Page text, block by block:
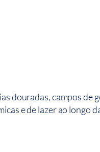
douradas, campos de
e de lazer ao longo